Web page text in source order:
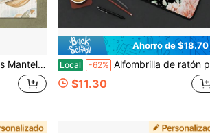
primavera para cumpleaños, Acción de Gracias, Navidad, Halloween, bodas y regalos de Año Nuevo
Ahorro de $18.70
Local -62% Alfombrilla de ratón personalizada para escritorio y computadora, alfombrilla de ratón plana 2D para juegos, decoración de escritorio, suministros y accesorios de oficina para hombres y mujeres, ratón, portátil y teclado, producto para entusiastas de los juegos, tamaño del producto 16 * 36 pulgadas (40 * 90 centímetros)
$11.30